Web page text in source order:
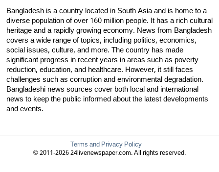
Bangladesh is a country located in South Asia and is home to a
diverse population of over 160 million people. It has a rich cultural
heritage and a rapidly growing economy. News from Bangladesh
covers a wide range of topics, including politics, economics,
social issues, culture, and more. The country has made
significant progress in recent years in areas such as poverty
reduction, education, and healthcare. However, it still faces
challenges such as corruption and environmental degradation.
Bangladeshi news sources cover both local and international
news to keep the public informed about the latest developments
and events.
Terms and Privacy Policy
© 2011-2026 24livenewspaper.com. All rights reserved.